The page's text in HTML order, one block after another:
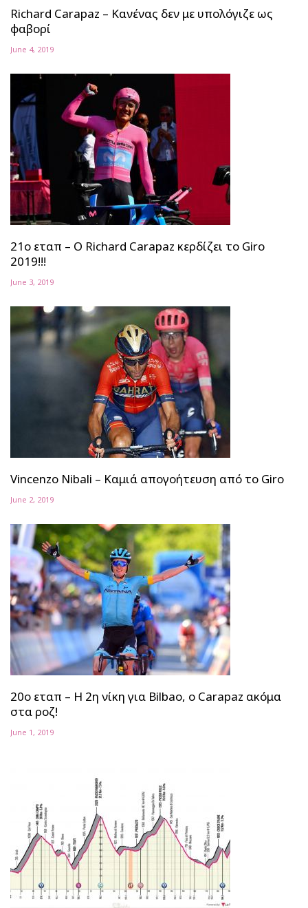
Richard Carapaz – Κανένας δεν με υπολόγιζε ως
φαβορί
June 4, 2019
21ο εταπ – Ο Richard Carapaz κερδίζει το Giro
2019!!!
June 3, 2019
Vincenzo Nibali – Καμιά απογοήτευση από το Giro
June 2, 2019
20ο εταπ – Η 2η νίκη για Bilbao, ο Carapaz ακόμα
στα ροζ!
June 1, 2019